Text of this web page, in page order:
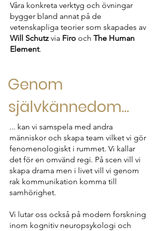
Våra konkreta verktyg och övningar
bygger bland annat på de
vetenskapliga teorier som skapades av
Will Schutz via Firo och The Human
Element.
Genom
självkännedom...
... kan vi samspela med andra
människor och skapa team vilket vi gör
fenomenologiskt i rummet. Vi kallar
det för en omvänd regi. På scen vill vi
skapa drama men i livet vill vi genom
rak kommunikation komma till
samhörighet.
Vi lutar oss också på modern forskning
inom kognitiv neuropsykologi och